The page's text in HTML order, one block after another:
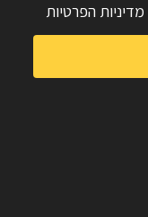
מדיניות הפרטיות